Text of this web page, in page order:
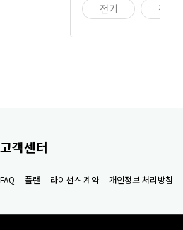
전기 전자
고객센터
FAQ 플랜 라이선스 계약 개인정보 처리방침